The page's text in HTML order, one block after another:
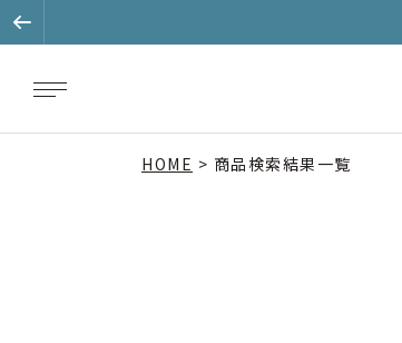
HOME 商品検索結果一覧